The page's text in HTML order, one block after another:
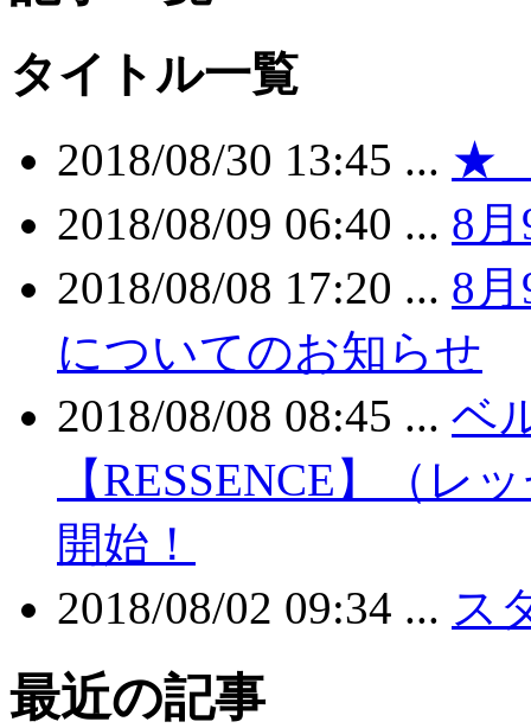
タイトル一覧
2018/08/30 13:45 ... ★
2018/08/09 06:40 ... 8
2018/08/08 17:20 ... 8
についてのお知らせ
2018/08/08 08:45 ... ベ
【RESSENCE】（レ
開始！
2018/08/02 09:34 ... ス
最近の記事